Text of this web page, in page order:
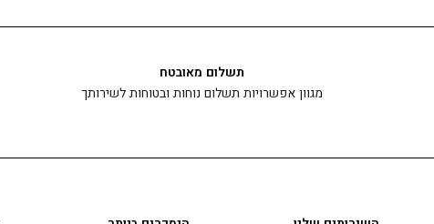
תשלום מאובטח
מגוון אפשרויות תשלום נוחות ובטוחות לשירותך